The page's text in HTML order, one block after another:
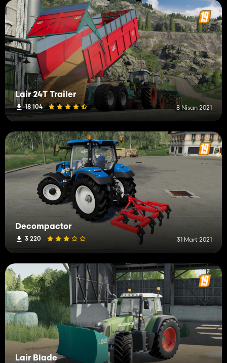
Lair 24T Trailer
18 104 8 Nisan 2021
Decompactor
3 220 31 Mart 2021
Lair Blade